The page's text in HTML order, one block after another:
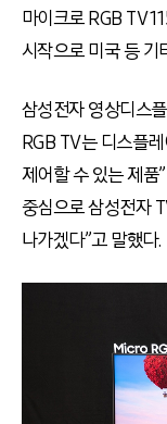
마이크로 RGB TV
시작으로 미국 등 기
삼성전자 영상디스
RGB TV는 디스플
제어할 수 있는 제품
중심으로 삼성전자
나가겠다”고 말했다.